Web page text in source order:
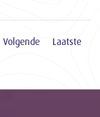
Volgende Laatste